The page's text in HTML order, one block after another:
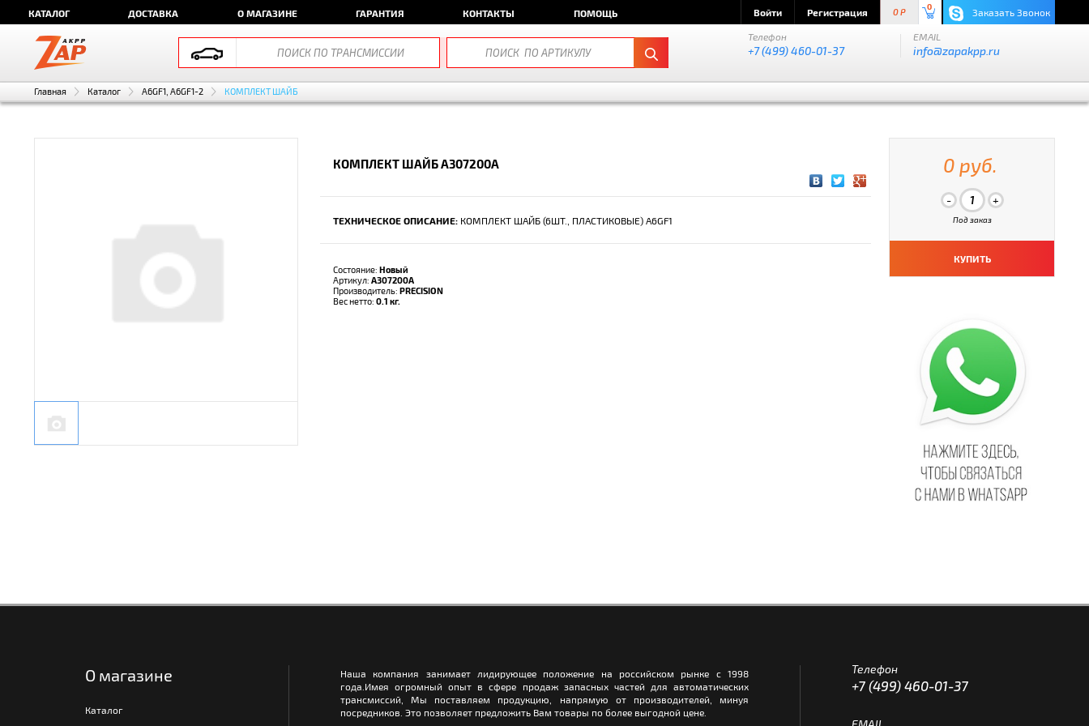
КАТАЛОГ ДОСТАВКА О МАГАЗИНЕ ГАРАНТИЯ КОНТАКТЫ ПОМОЩЬ Войти Регистрация 0 P
0 Заказать Звонок
Телефон
+7 (499) 460-01-37
EMAIL
info@zapakpp.ru
Главная Каталог A6GF1, A6GF1-2 КОМПЛЕКТ ШАЙБ
КОМПЛЕКТ ШАЙБ A307200A
ТЕХНИЧЕСКОЕ ОПИСАНИЕ: КОМПЛЕКТ ШАЙБ (6ШТ., ПЛАСТИКОВЫЕ) A6GF1
Состояние: Новый
Артикул: A307200A
Производитель: PRECISION
Вес нетто: 0.1 кг.
0 руб.
Под заказ
КУПИТЬ
О магазине
Каталог
Наша компания занимает лидирующее положение на российском рынке с 1998
года.Имея огромный опыт в сфере продаж запасных частей для автоматических
трансмиссий, Мы поставляем продукцию, напрямую от производителей, минуя
посредников. Это позволяет предложить Вам товары по более выгодной цене.
Телефон
+7 (499) 460-01-37